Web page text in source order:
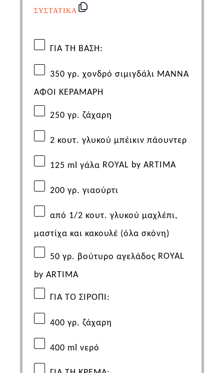
ΣΥΣΤΑΤΙΚΑ
ΓΙΑ ΤΗ ΒΑΣΗ:
350 γρ. χονδρό σιμιγδάλι ΜΑΝΝΑ
ΑΦΟΙ ΚΕΡΑΜΑΡΗ
250 γρ. ζάχαρη
2 κουτ. γλυκού μπέικιν πάουντερ
125 ml γάλα ROYAL by ARTIMA
200 γρ. γιαούρτι
από 1/2 κουτ. γλυκού μαχλέπι,
μαστίχα και κακουλέ (όλα σκόνη)
50 γρ. βούτυρο αγελάδος ROYAL
by ARTIMA
ΓΙΑ ΤΟ ΣΙΡΟΠΙ:
400 γρ. ζάχαρη
400 ml νερό